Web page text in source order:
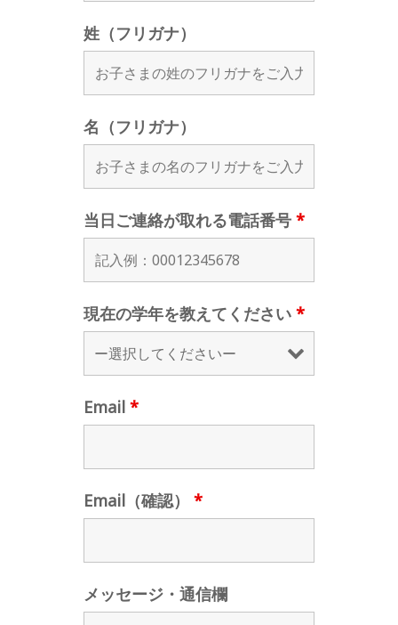
姓（フリガナ）
名（フリガナ）
当日ご連絡が取れる電話番号 *
現在の学年を教えてください *
Email *
Email（確認） *
メッセージ・通信欄